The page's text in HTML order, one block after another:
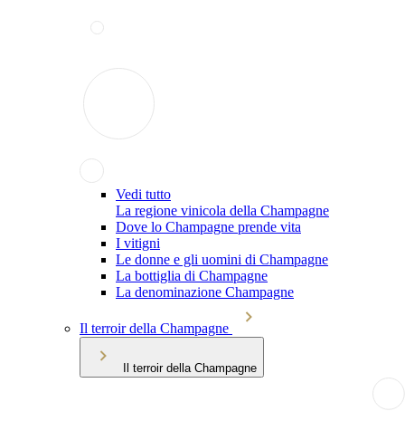
Vedi tutto
La regione vinicola della Champagne
Dove lo Champagne prende vita
I vitigni
Le donne e gli uomini di Champagne
La bottiglia di Champagne
La denominazione Champagne
Il terroir della Champagne
Il terroir della Champagne